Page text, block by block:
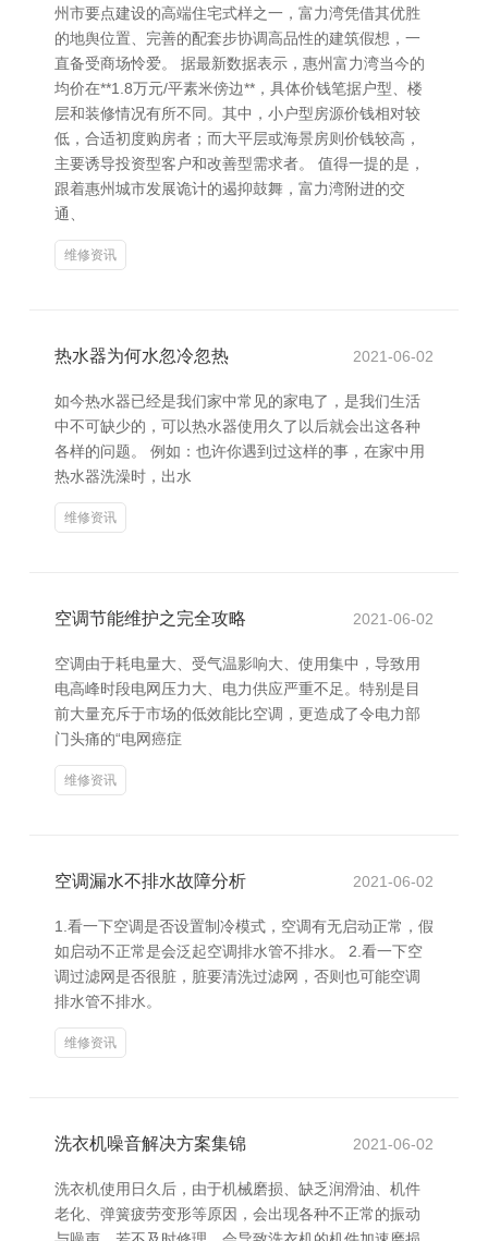
州市要点建设的高端住宅式样之一，富力湾凭借其优胜
的地舆位置、完善的配套步协调高品性的建筑假想，一
直备受商场怜爱。 据最新数据表示，惠州富力湾当今的
均价在**1.8万元/平素米傍边**，具体价钱笔据户型、楼
层和装修情况有所不同。其中，小户型房源价钱相对较
低，合适初度购房者；而大平层或海景房则价钱较高，
主要诱导投资型客户和改善型需求者。 值得一提的是，
跟着惠州城市发展诡计的遏抑鼓舞，富力湾附进的交
通、
维修资讯
热水器为何水忽冷忽热 2021-06-02
如今热水器已经是我们家中常见的家电了，是我们生活
中不可缺少的，可以热水器使用久了以后就会出这各种
各样的问题。 例如：也许你遇到过这样的事，在家中用
热水器洗澡时，出水
维修资讯
空调节能维护之完全攻略 2021-06-02
空调由于耗电量大、受气温影响大、使用集中，导致用
电高峰时段电网压力大、电力供应严重不足。特别是目
前大量充斥于市场的低效能比空调，更造成了令电力部
门头痛的“电网癌症
维修资讯
空调漏水不排水故障分析 2021-06-02
1.看一下空调是否设置制冷模式，空调有无启动正常，假
如启动不正常是会泛起空调排水管不排水。 2.看一下空
调过滤网是否很脏，脏要清洗过滤网，否则也可能空调
排水管不排水。
维修资讯
洗衣机噪音解决方案集锦 2021-06-02
洗衣机使用日久后，由于机械磨损、缺乏润滑油、机件
老化、弹簧疲劳变形等原因，会出现各种不正常的振动